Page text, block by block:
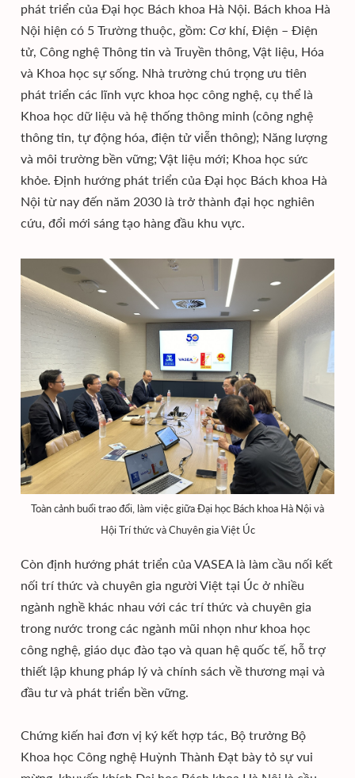
phát triển của Đại học Bách khoa Hà Nội. Bách khoa Hà
Nội hiện có 5 Trường thuộc, gồm: Cơ khí, Điện – Điện
tử, Công nghệ Thông tin và Truyền thông, Vật liệu, Hóa
và Khoa học sự sống. Nhà trường chú trọng ưu tiên
phát triển các lĩnh vực khoa học công nghệ, cụ thể là
Khoa học dữ liệu và hệ thống thông minh (công nghệ
thông tin, tự động hóa, điện tử viễn thông); Năng lượng
và môi trường bền vững; Vật liệu mới; Khoa học sức
khỏe. Định hướng phát triển của Đại học Bách khoa Hà
Nội từ nay đến năm 2030 là trở thành đại học nghiên
cứu, đổi mới sáng tạo hàng đầu khu vực.
Toàn cảnh buổi trao đổi, làm việc giữa Đại học Bách khoa Hà Nội và
Hội Trí thức và Chuyên gia Việt Úc
Còn định hướng phát triển của VASEA là làm cầu nối kết
nối trí thức và chuyên gia người Việt tại Úc ở nhiều
ngành nghề khác nhau với các trí thức và chuyên gia
trong nước trong các ngành mũi nhọn như khoa học
công nghệ, giáo dục đào tạo và quan hệ quốc tế, hỗ trợ
thiết lập khung pháp lý và chính sách về thương mại và
đầu tư và phát triển bền vững.
Chứng kiến hai đơn vị ký kết hợp tác, Bộ trưởng Bộ
Khoa học Công nghệ Huỳnh Thành Đạt bày tỏ sự vui